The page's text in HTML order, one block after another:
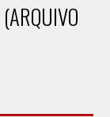
(ARQUIVO